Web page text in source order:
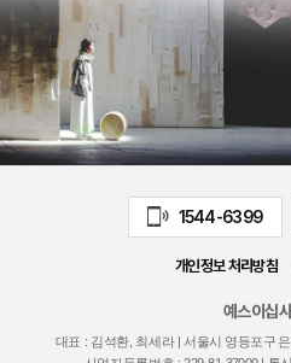
1544-6399
개인정보 처리방침
예스이십
대표 : 김석환, 최세라 | 서울시 영등포구